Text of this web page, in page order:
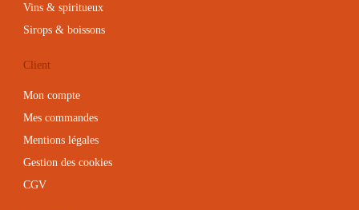
Vins & spiritueux
Sirops & boissons
Client
Mon compte
Mes commandes
Mentions légales
Gestion des cookies
CGV